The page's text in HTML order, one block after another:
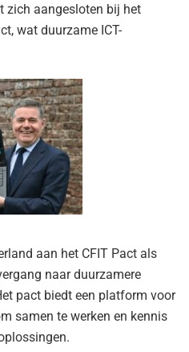
zich aangesloten bij het
wat duurzame ICT-
aan het CFIT Pact als
naar duurzamere
pact biedt een platform voor
samen te werken en kennis